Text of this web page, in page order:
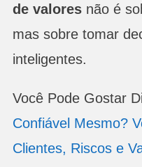
de valoresnão é
mas sobre tomar
inteligentes.
Você Pode Gostar
Confiável Mesmo?
Clientes, Riscos e